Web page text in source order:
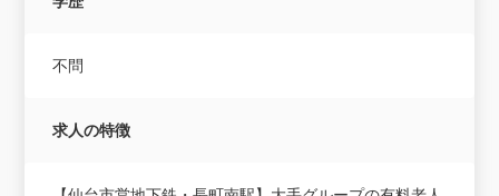
不問
求人の特徴